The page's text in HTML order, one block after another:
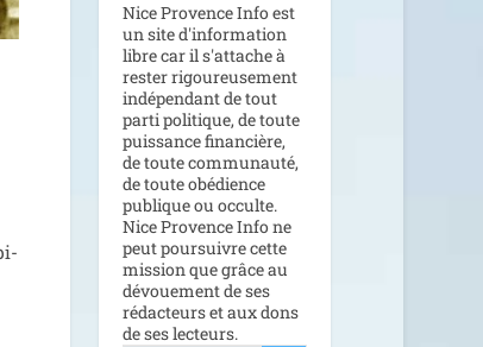
Nice Provence Info est
un site d'information
libre car il s'attache à
rester rigoureusement
indépendant de tout
parti politique, de toute
puissance financière,
de toute communauté,
de toute obédience
publique ou occulte.
Nice Provence Info ne
peut poursuivre cette
mission que grâce au
dévouement de ses
rédacteurs et aux dons
de ses lecteurs.